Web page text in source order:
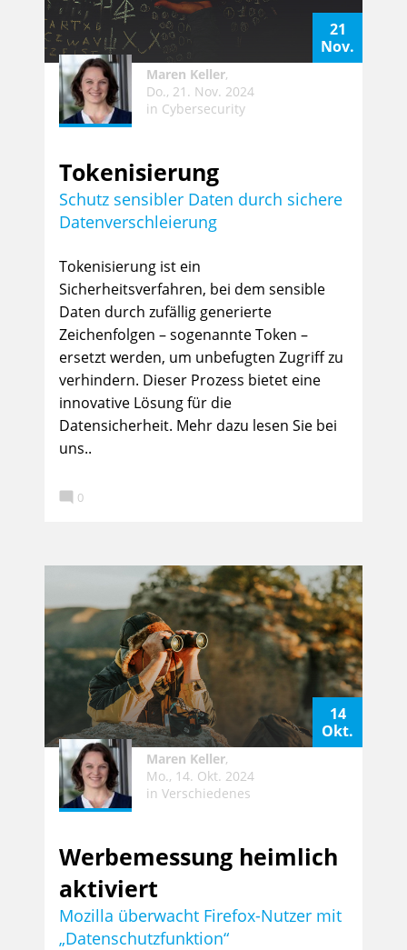
21
Nov.
Maren Keller,
Do., 21. Nov. 2024
in Cybersecurity
Tokenisierung
Schutz sensibler Daten durch sichere
Datenverschleierung
Tokenisierung ist ein
Sicherheitsverfahren, bei dem sensible
Daten durch zufällig generierte
Zeichenfolgen – sogenannte Token –
ersetzt werden, um unbefugten Zugriff zu
verhindern. Dieser Prozess bietet eine
innovative Lösung für die
Datensicherheit. Mehr dazu lesen Sie bei
uns..
 0
14
Okt.
Maren Keller,
Mo., 14. Okt. 2024
in Verschiedenes
Werbemessung heimlich
aktiviert
Mozilla überwacht Firefox-Nutzer mit
„Datenschutzfunktion“